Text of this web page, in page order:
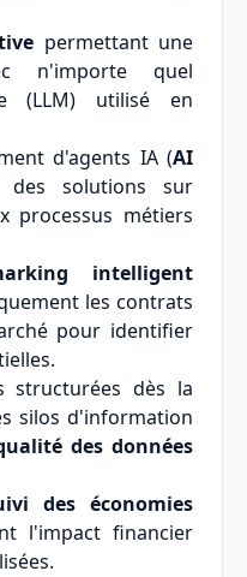
permettant une
n'importe quel
(LLM) utilisé en
d'agents IA (AI
solutions sur
processus métiers
intelligent
les contrats
pour identifier
structurées dès la
silos d'information
des données
des économies
l'impact financier